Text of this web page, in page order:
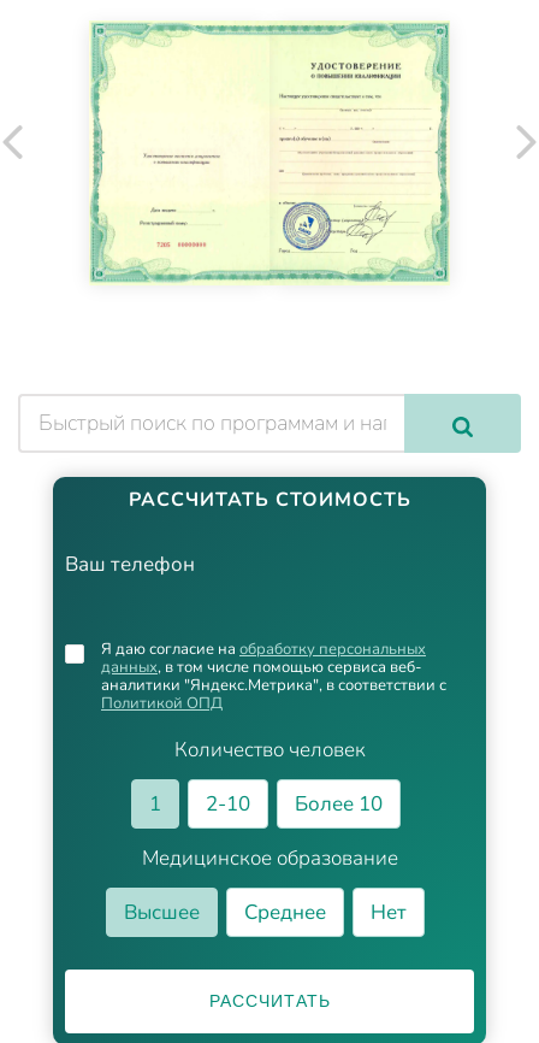
РАССЧИТАТЬ СТОИМОСТЬ
Ваш телефон
Количество человек
1
2-10
Более 10
Медицинское образование
Высшее
Среднее Нет
Я даю согласие на обработку персональных
данных, в том числе помощью сервиса веб-
аналитики "Яндекс.Метрика", в соответствии с
Политикой ОПД
РАССЧИТАТЬ